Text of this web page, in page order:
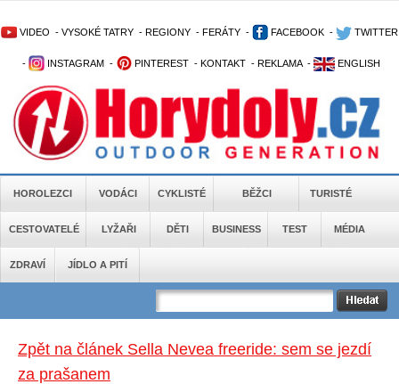
VIDEO - VYSOKÉ TATRY - REGIONY - FERÁTY - FACEBOOK - TWITTER
- INSTAGRAM - PINTEREST - KONTAKT - REKLAMA - ENGLISH
HOROLEZCI VODÁCI CYKLISTÉ BĚŽCI TURISTÉ
CESTOVATELÉ LYŽAŘI DĚTI BUSINESS TEST MÉDIA
ZDRAVÍ JÍDLO A PITÍ
Zpět na článek Sella Nevea freeride: sem se jezdí
za prašanem